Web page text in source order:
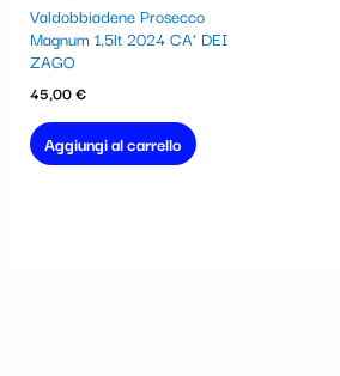
Valdobbiadene Prosecco
Magnum 1,5lt 2024 CA’ DEI
ZAGO
45,00€
Aggiungi al carrello